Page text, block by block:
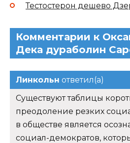
Тестостерон дешево
Комментарии к
Дека дураболин
Линкольн ответил(а)
Существуют таблицы
преодоление резких
в обществе является
социал-демократов,